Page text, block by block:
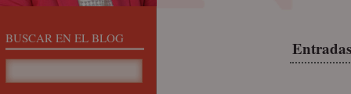
BUSCAR EN EL BLOG